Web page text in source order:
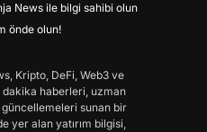
News ile bilgi sahibi olun
önde olun!
Kripto, DeFi, Web3 ve
dakika haberleri, uzman
sunan bir
yer alan yatırım bilgisi,